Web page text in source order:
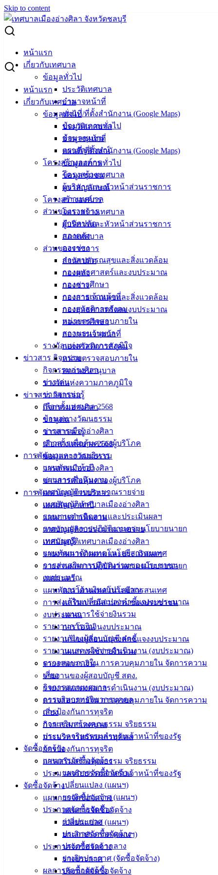
Skip to content
หน้าแรก
เกี่ยวกับเทศบาล
ข้อมูลทั่วไป
ประวัติเทศบาล
อำนาจหน้าที่
แผนที่/ที่ตั้งสำนักงาน (Google Maps)
ข้อมูลสภาพทั่วไป
ข้อมูลชุมชน
ตราสัญลักษณ์
โครงสร้างองค์กร
โครงสร้างเทศบาล
ผู้บริหารและหัวหน้าส่วนราชการ
สภาเทศบาล
ส่วนของราชการ
สำนักปลัด
กองคลัง
กองช่าง
กองสาธารณสุขและสิ่งแวดล้อม
กองยุทธศาสตร์และงบประมาณ
กองการศึกษา
กองการเจ้าหน้าที่
กองสวัสดิการสังคม
หน่วยตรวจสอบภายใน
สถานธนานุบาล
รางวัลแห่งความภาคภูมิใจ
ข่าวสาร กิจกรรม
กิจกรรมอ่างศิลา
ข่าวเด่น
ข่าวสารน่ารู้
เลือกตั้งเทศบาล 2568
ข้อมูลทางวัฒนธรรม
วารสารเมืองอ่างศิลา
ข่าวสารเพื่อคุ้มครองผู้บริโภค
การพัฒนาและการบริหาร
แผนพัฒนาห้าปี
แผนการดำเนินงาน
เทศบัญญัติงบประมาณรายจ่าย
เทศบัญญัติเทศบาลเมืองอ่างศิลา
รายงานการติดตามและประเมินผลฯ
รายงานผลการปฏิบัติงานตามนโยบายนายก
เทศมนตรี
แผนพัฒนาด้านเทคโนโลยีสารสนเทศ
การส่งเสริมการมีส่วนร่วมของประชาชน
งบประมาณ
การโอนเงินงบประมาณ
แก้ไขเปลี่ยนแปลงคำชี้แจงงบประมาณ
แผนการใช้จ่ายงินรวม
รายงานการเงิน
รายงานของผู้สอบบัญชี สตง.
รายงานแสดงผลการดำเนินงาน (งบประมาณ)
ตรวจสอบภายใน การควบคุมภายใน จัดการความ
เสี่ยง
กิจการสภาเทศบาล
การบริหารทรัพยากรบุคคล
การป้องกันการทุจริต
การเสริมสร้างคุณธรรม จริยธรรม
ประมวลจริยธรรมสำหรับเจ้าหน้าที่ของรัฐ
จัดซื้อจัดจ้าง
แผนการจัดซื้อจัดจ้าง
แผนการจัดซื้อจัดจ้าง
เปลี่ยนแปลง (แผนฯ)
ยกเลิกประกาศ (แผนฯ)
ประกาศจัดซื้อจัดจ้าง
ร่างประกาศ
ประกาศจัดซื้อจัดจ้าง
ประกาศราคากลาง
ยกเลิกประกาศ (จัดซื้อจัดจ้าง)
ผลการจัดซื้อจัดจ้าง
หน้าแรก
เกี่ยวกับเทศบาล
ข้อมูลทั่วไป
ประวัติเทศบาล
อำนาจหน้าที่
แผนที่/ที่ตั้งสำนักงาน (Google Maps)
ข้อมูลสภาพทั่วไป
ข้อมูลชุมชน
ตราสัญลักษณ์
โครงสร้างองค์กร
โครงสร้างเทศบาล
ผู้บริหารและหัวหน้าส่วนราชการ
สภาเทศบาล
ส่วนของราชการ
สำนักปลัด
กองคลัง
กองช่าง
กองสาธารณสุขและสิ่งแวดล้อม
กองยุทธศาสตร์และงบประมาณ
กองการศึกษา
กองการเจ้าหน้าที่
กองสวัสดิการสังคม
หน่วยตรวจสอบภายใน
สถานธนานุบาล
รางวัลแห่งความภาคภูมิใจ
ข่าวสาร กิจกรรม
กิจกรรมอ่างศิลา
ข่าวเด่น
ข่าวสารน่ารู้
เลือกตั้งเทศบาล 2568
ข้อมูลทางวัฒนธรรม
วารสารเมืองอ่างศิลา
ข่าวสารเพื่อคุ้มครองผู้บริโภค
การพัฒนาและการบริหาร
แผนพัฒนาห้าปี
แผนการดำเนินงาน
เทศบัญญัติงบประมาณรายจ่าย
เทศบัญญัติเทศบาลเมืองอ่างศิลา
รายงานการติดตามและประเมินผลฯ
รายงานผลการปฏิบัติงานตามนโยบายนายก
เทศมนตรี
แผนพัฒนาด้านเทคโนโลยีสารสนเทศ
การส่งเสริมการมีส่วนร่วมของประชาชน
งบประมาณ
การโอนเงินงบประมาณ
แก้ไขเปลี่ยนแปลงคำชี้แจงงบประมาณ
แผนการใช้จ่ายงินรวม
รายงานการเงิน
รายงานของผู้สอบบัญชี สตง.
รายงานแสดงผลการดำเนินงาน (งบประมาณ)
ตรวจสอบภายใน การควบคุมภายใน จัดการความ
เสี่ยง
กิจการสภาเทศบาล
การบริหารทรัพยากรบุคคล
การป้องกันการทุจริต
การเสริมสร้างคุณธรรม จริยธรรม
ประมวลจริยธรรมสำหรับเจ้าหน้าที่ของรัฐ
จัดซื้อจัดจ้าง
แผนการจัดซื้อจัดจ้าง
แผนการจัดซื้อจัดจ้าง
เปลี่ยนแปลง (แผนฯ)
ยกเลิกประกาศ (แผนฯ)
ประกาศจัดซื้อจัดจ้าง
ร่างประกาศ
ประกาศจัดซื้อจัดจ้าง
Search for:
นัดตรวจรับงานปรับปรุงอาคารศูนย์บริการประชาชน (งวด 1
และ 2)
นัดตรวจรับงานปรับปรุงอาคารศูนย์บริการ
ประชาชน (งวด 1 และ 2)
กันยายน 11, 2023 กันยายน 11, 2023
ปรับปรุงอาคารศูนย์บริการประชาชน
เมืองอ่าง
อ.เมือง จ.ชลบุรี
142-100-104
บริการ
ประชาชน
ดาวน์โหลด
ฟอร์ม,
เอกสาร
สำหรับ
ประชาชน/
คู่มือการ
ข่าวสาร
อิเล็กทรอนิกส์
ความรู้
(Knowledge
Management)
เทศบาล
สายตรง
นายก
ประวัติ
เทศบาล
ผู้บริหาร
และ
หัวหน้า
ส่วน
ราชการ
สงวนลิขสิทธิ์ © 2563 เทศบาลเมืองอ่างศิลา จังหวัดชลบุรี |
angsilacity.go.th | Powered byBuuscript